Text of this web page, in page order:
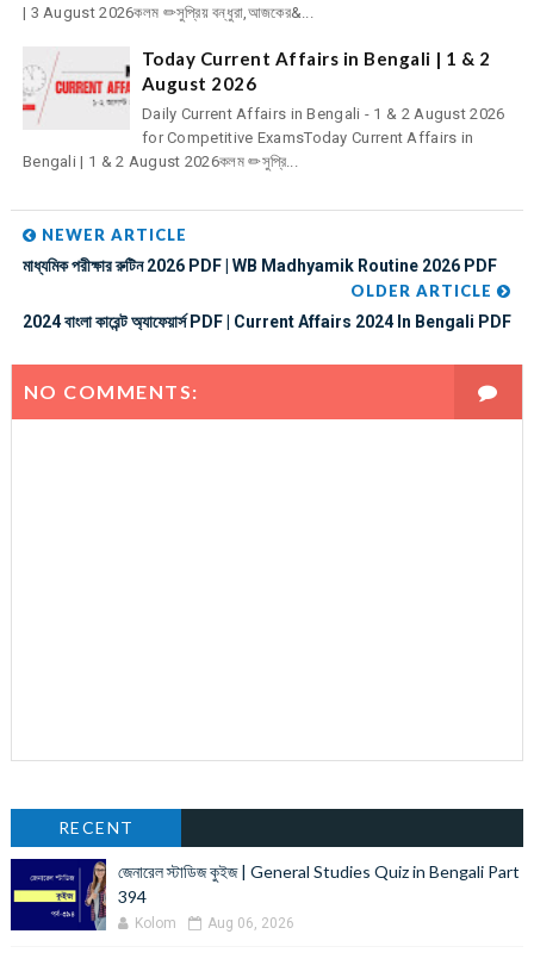
| 3 August 2026কলম ✏সুপ্রিয় বন্ধুরা,আজকের&...
Today Current Affairs in Bengali | 1 & 2
August 2026
Daily Current Affairs in Bengali - 1 & 2 August 2026
for Competitive ExamsToday Current Affairs in
Bengali | 1 & 2 August 2026কলম ✏সুপ্রি...
NEWER ARTICLE
মাধ্যমিক পরীক্ষার রুটিন 2026 PDF | WB Madhyamik Routine 2026 PDF
OLDER ARTICLE
2024 বাংলা কারেন্ট অ্যাফেয়ার্স PDF | Current Affairs 2024 In Bengali PDF
NO COMMENTS:
RECENT
জেনারেল স্টাডিজ কুইজ | General Studies Quiz in Bengali Part
394
Kolom Aug 06, 2026